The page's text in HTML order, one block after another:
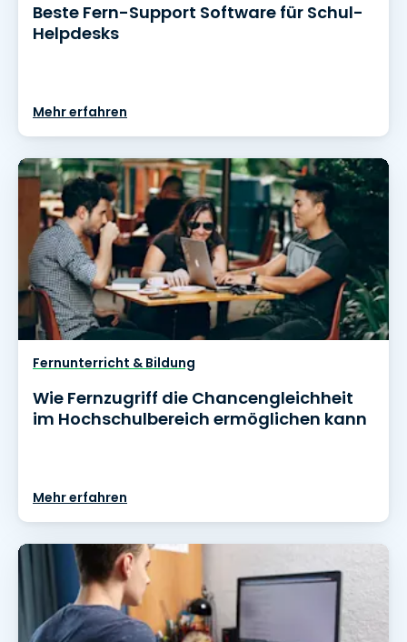
Beste Fern-Support Software für Schul-
Helpdesks
Mehr erfahren
Fernunterricht & Bildung
Wie Fernzugriff die Chancengleichheit
im Hochschulbereich ermöglichen kann
Mehr erfahren